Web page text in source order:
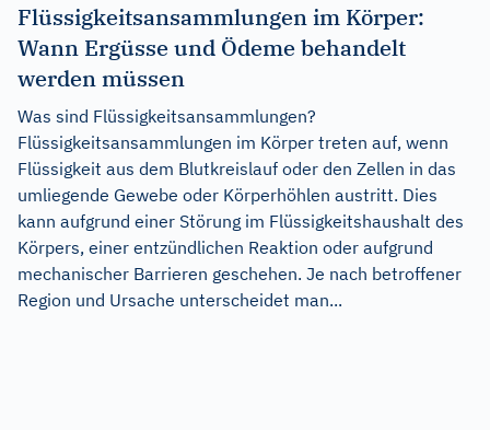
Flüssigkeitsansammlungen im Körper:
Wann Ergüsse und Ödeme behandelt
werden müssen
Was sind Flüssigkeitsansammlungen?
Flüssigkeitsansammlungen im Körper treten auf, wenn
Flüssigkeit aus dem Blutkreislauf oder den Zellen in das
umliegende Gewebe oder Körperhöhlen austritt. Dies
kann aufgrund einer Störung im Flüssigkeitshaushalt des
Körpers, einer entzündlichen Reaktion oder aufgrund
mechanischer Barrieren geschehen. Je nach betroffener
Region und Ursache unterscheidet man...